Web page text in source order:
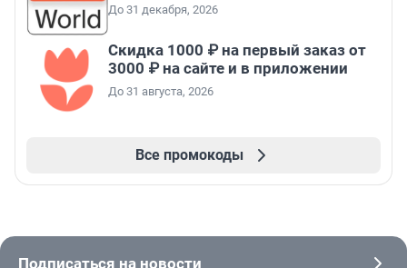
До 31 декабря, 2026
Скидка 1000 ₽ на первый заказ от
3000 ₽ на сайте и в приложении
До 31 августа, 2026
Все промокоды
Подписаться на новости